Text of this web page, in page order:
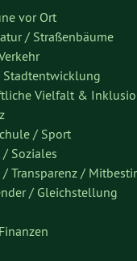
vor Ort
/ Straßenbäume
Vielfalt &
/ Sport
Soziales
/ Transparenz /
/ Gleichstellung